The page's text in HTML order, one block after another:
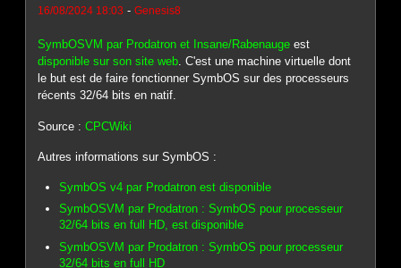
16/08/2024 18:03 -Genesis8
SymbOSVM par Prodatron et Insane/Rabenauge est
disponible sur son site web. C'est une machine virtuelle dont
le but est de faire fonctionner SymbOS sur des processeurs
récents 32/64 bits en natif.
Source :CPCWiki
Autres informations sur SymbOS :
SymbOS v4 par Prodatron est disponible
SymbOSVM par Prodatron : SymbOS pour processeur
32/64 bits en full HD, est disponible
SymbOSVM par Prodatron : SymbOS pour processeur
32/64 bits en full HD